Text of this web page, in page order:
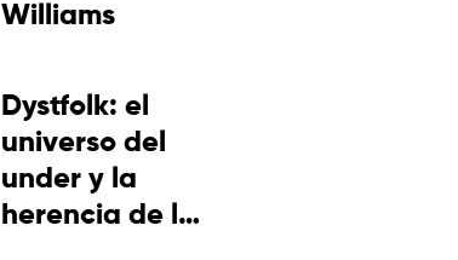
Williams
Dystfolk: el
universo del
under y la
herencia de la